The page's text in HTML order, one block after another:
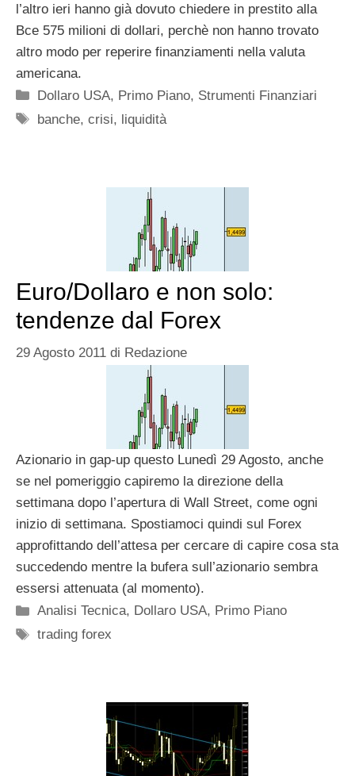
l’altro ieri hanno già dovuto chiedere in prestito alla
Bce 575 milioni di dollari, perchè non hanno trovato
altro modo per reperire finanziamenti nella valuta
americana.
Categorie
Dollaro USA, Primo Piano, Strumenti Finanziari
Tag
banche,crisi, liquidità
Euro/Dollaro e non solo:
tendenze dal Forex
29 Agosto 2011 di Redazione
Azionario in gap-up questo Lunedì 29 Agosto, anche
se nel pomeriggio capiremo la direzione della
settimana dopo l’apertura di Wall Street, come ogni
inizio di settimana. Spostiamoci quindi sul Forex
approfittando dell’attesa per cercare di capire cosa sta
succedendo mentre la bufera sull’azionario sembra
essersi attenuata (al momento).
Categorie
Analisi Tecnica, Dollaro USA, Primo Piano
Tag
trading forex